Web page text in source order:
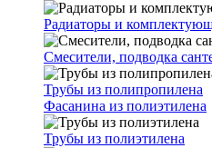
Радиаторы и
Смесители, подводка
Трубы из полипропилена
Фасанина из полиэтилена
Трубы из полиэтилена